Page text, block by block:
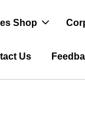
Shop
Us